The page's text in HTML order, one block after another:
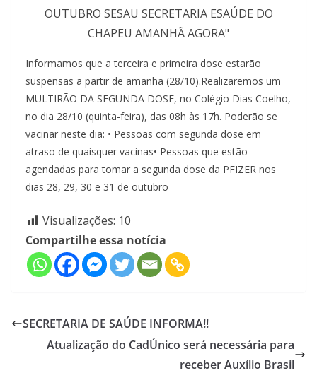
Informamos que a terceira e primeira dose estarão
suspensas a partir de amanhã (28/10).Realizaremos um
MULTIRÃO DA SEGUNDA DOSE, no Colégio Dias Coelho,
no dia 28/10 (quinta-feira), das 08h às 17h. Poderão se
vacinar neste dia: • Pessoas com segunda dose em
atraso de quaisquer vacinas• Pessoas que estão
agendadas para tomar a segunda dose da PFIZER nos
dias 28, 29, 30 e 31 de outubro
Visualizações: 10
Compartilhe essa notícia
SECRETARIA DE SAÚDE INFORMA!!
Atualização do CadÚnico será necessária para
receber Auxílio Brasil